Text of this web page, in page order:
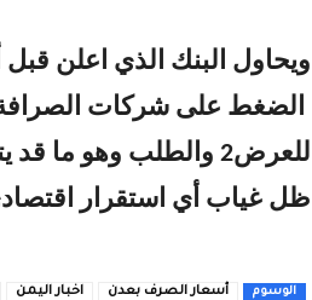
الضغط على شركات
للعرض2 والطلب وهو
ظل غياب أي استقرار
الوسوم أسعار الصرف بعدن اخبار اليمن